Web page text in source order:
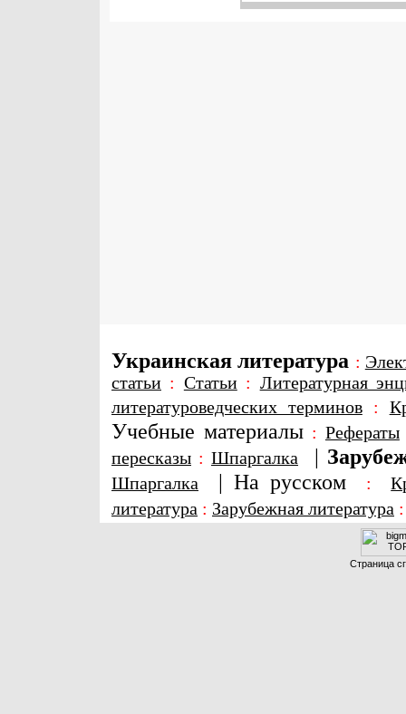
Украинская литература :
статьи : Статьи: Литературная
литературоведческих терминов:
Учебные материалы : Рефераты
пересказы : Шпаргалка |
Шпаргалка | На русском :
литература : Зарубежная литература
Страница